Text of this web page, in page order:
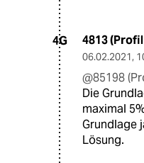
4G 4813
06.02.2021,
@85198
Die
maximal
Grundlage
Lösung.